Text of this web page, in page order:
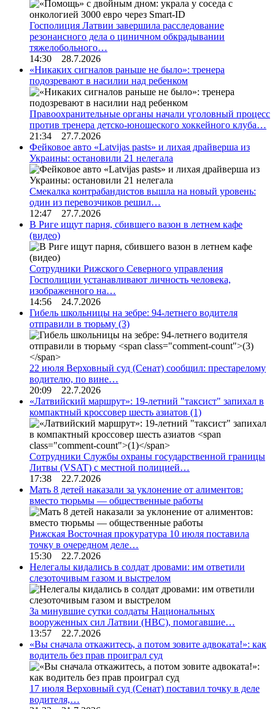
Госполиция Латвии завершила расследование
резонансного дела о циничном обкрадывании
тяжелобольного…
14:30 28.7.2026
«Никаких сигналов раньше не было»: тренера
подозревают в насилии над ребенком
Правоохранительные органы начали уголовный процесс
против тренера детско-юношеского хоккейного клуба…
21:34 27.7.2026
Фейковое авто «Latvijas pasts» и лихая драйверша из
Украины: остановили 21 нелегала
Смекалка контрабандистов вышла на новый уровень:
один из перевозчиков решил…
12:47 27.7.2026
В Риге ищут парня, сбившего вазон в летнем кафе
(видео)
Сотрудники Рижского Северного управления
Госполиции устанавливают личность человека,
изображенного на…
14:56 24.7.2026
Гибель школьницы на зебре: 94-летнего водителя
отправили в тюрьму (3)
22 июля Верховный суд (Сенат) сообщил: престарелому
водителю, по вине…
20:09 22.7.2026
«Латвийский маршрут»: 19-летний "таксист" запихал в
компактный кроссовер шесть азиатов (1)
Сотрудники Службы охраны государственной границы
Литвы (VSAT) с местной полицией…
17:38 22.7.2026
Мать 8 детей наказали за уклонение от алиментов:
вместо тюрьмы — общественные работы
Рижская Восточная прокуратура 10 июля поставила
точку в очередном деле…
15:30 22.7.2026
Нелегалы кидались в солдат дровами: им ответили
слезоточивым газом и выстрелом
За минувшие сутки солдаты Национальных
вооруженных сил Латвии (НВС), помогавшие…
13:57 22.7.2026
«Вы сначала откажитесь, а потом зовите адвоката!»: как
водитель без прав проиграл суд
17 июля Верховный суд (Сенат) поставил точку в деле
водителя,…